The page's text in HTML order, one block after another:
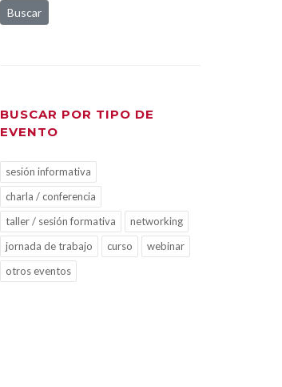
Buscar
BUSCAR POR TIPO DE
EVENTO
sesión informativa
charla / conferencia
taller / sesión formativa
networking
jornada de trabajo
curso
webinar
otros eventos